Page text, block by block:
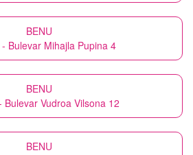
BENU
Bulevar Mihajla Pupina 4
BENU
Bulevar Vudroa Vilsona 12
BENU